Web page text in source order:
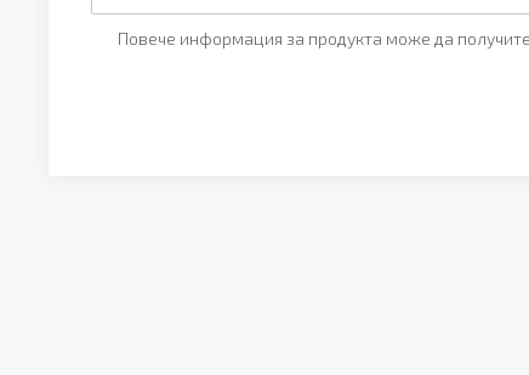
Повече информация за продукта може да